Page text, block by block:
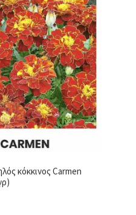
κόκκινος Carmen